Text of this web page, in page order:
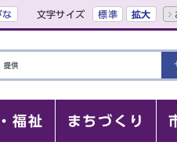
な 文字サイズ 標準 拡大
福祉 まちづくり